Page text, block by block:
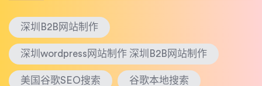
深圳B2B网站制作
深圳wordpress网站制作 深圳B2B网站制作
美国谷歌SEO搜索 谷歌本地搜索